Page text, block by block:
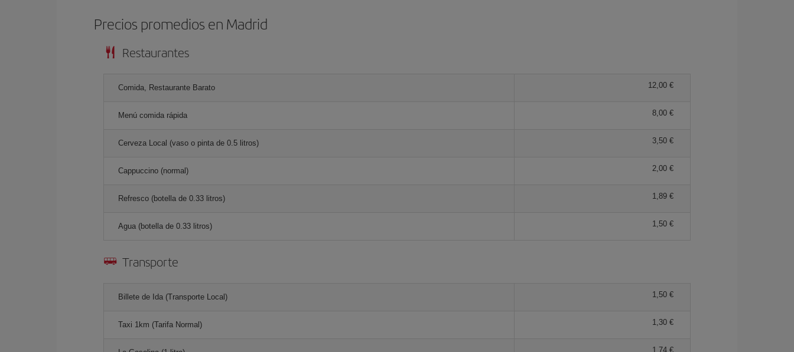
Precios promedios en Madrid
Restaurantes
Comida, Restaurante Barato 12,00 €
Menú comida rápida 8,00 €
Cerveza Local (vaso o pinta de 0.5 litros) 3,50 €
Cappuccino (normal) 2,00 €
Refresco (botella de 0.33 litros) 1,89 €
Agua (botella de 0.33 litros) 1,50 €
Transporte
Billete de Ida (Transporte Local) 1,50 €
Taxi 1km (Tarifa Normal) 1,30 €
1,74 €